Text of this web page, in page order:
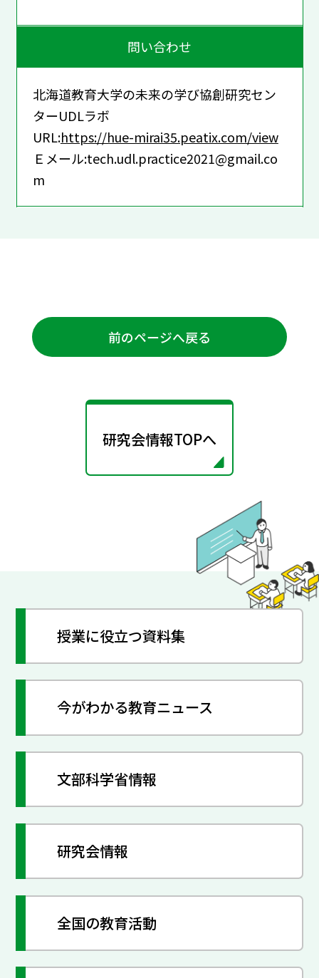
問い合わせ
北海道教育大学の未来の学び協創研究セン
ターUDLラボ
URL:https://hue-mirai35.peatix.com/view
Ｅメール:tech.udl.practice2021@gmail.co
m
前のページへ戻る
研究会情報TOPへ
授業に役立つ資料集
今がわかる教育ニュース
文部科学省情報
研究会情報
全国の教育活動